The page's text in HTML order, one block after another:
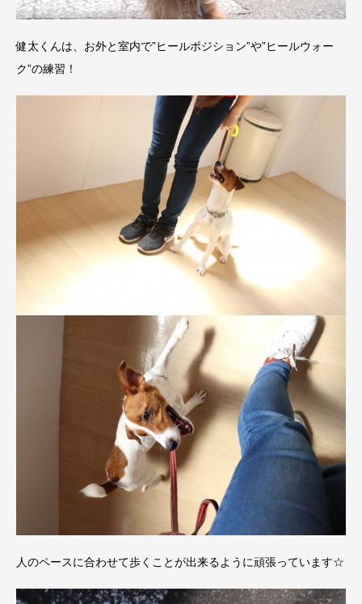
健太くんは、お外と室内で”ヒールポジション”や”ヒールウォー
ク”の練習！
人のペースに合わせて歩くことが出来るように頑張っています☆